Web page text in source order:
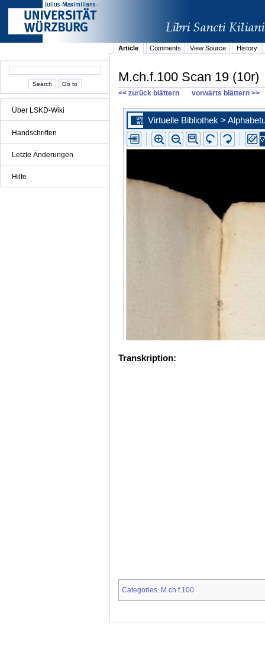
Über LSKD-Wiki
Handschriften
Letzte Änderungen
Hilfe
Article Comments View Source History
M.ch.f.100 Scan 19 (10r)
<< zurück blättern vorwärts blättern >>
Transkription:
Categories: M.ch.f.100